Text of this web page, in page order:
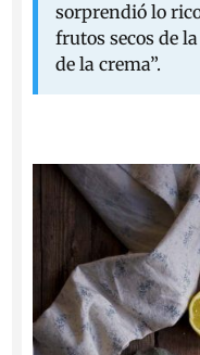
sorprendió lo
frutos secos de
de la crema”.